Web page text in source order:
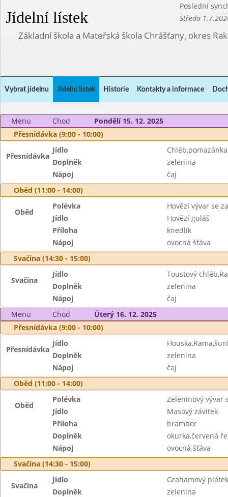
Jídelní lístek
Poslední
Středa
Základní škola a Mateřská škola Chrášťany, okres
Vybrat jídelnu Jídelní lístek Historie Kontakty a informace
Menu Chod
Pondělí 15. 12. 2025
Přesnídávka (9:00 - 10:00)
Přesnídávka
Jídlo
Doplněk
zelenina
Nápoj
čaj
Oběd (11:00 - 14:00)
Oběd
Polévka
Hovězí vývar se
Jídlo
Hovězí guláš
Příloha
knedlík
Nápoj
ovocná šťáva
Svačina (14:30 - 15:00)
Svačina
Jídlo
Toustový
Doplněk
zelenina
Nápoj
čaj
Menu
Chod
Úterý 16. 12. 2025
Přesnídávka (9:00 - 10:00)
Přesnídávka
Jídlo
Doplněk
zelenina
Nápoj
čaj
Oběd (11:00 - 14:00)
Oběd
Polévka
Zeleninový vývar
Jídlo
Masový závitek
Příloha
brambor
Doplněk
okurka,červená
Nápoj
ovocná šťáva
Svačina (14:30 - 15:00)
Svačina
Jídlo
Grahamový
Doplněk
zelenina